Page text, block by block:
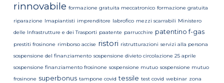
rinnovabile formazione gratuita meccatronico formazione gratuita
riparazione Imapiantisti imprenditore labrofico mezzi scarrabili Ministero
delle Infrastrutture e dei Trasporti paatente parrucchire patentino f-gas
prestiti frosinone rimborso accise ristori ristrutturazioni servizi alla persona
sospensione del finanziamento sospensione divieto circolazione 25 aprile
sospensione finanziamento frosinone sospensione mutuo sospensione mutuo
frosinone superbonus tampone covid tessile test covid webinar zona